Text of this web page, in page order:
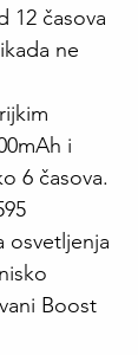
12 časova
ne
i
6 časova.
osvetljenja
Boost